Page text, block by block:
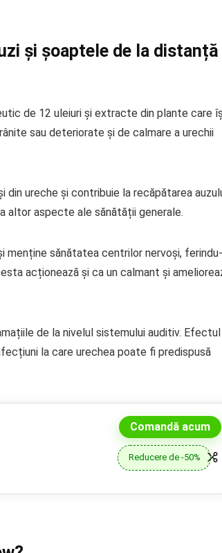
și șoaptele de la distanță
de 12 uleiuri și extracte din plante care
sau deteriorate și de calmare a urechii
ureche și contribuie la recăpătarea
altor aspecte ale sănătății generale.
menține sănătatea centrilor nervoși,
acționează și ca un calmant și
de la nivelul sistemului auditiv. Efectul
la care urechea poate fi predispusă
Comandă acum
Reducere de -50%